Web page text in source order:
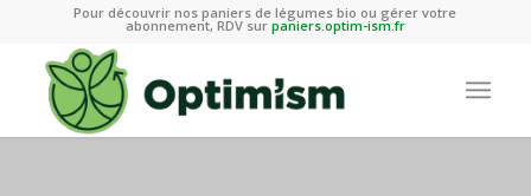
Pour découvrir nos paniers de légumes bio ou gérer votre
abonnement, RDV sur paniers.optim-ism.fr